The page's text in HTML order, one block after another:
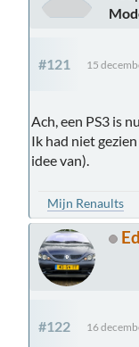
#121 15
Ach, een PS3 is
Ik had niet
idee van).
Mijn Renaults
#122 16